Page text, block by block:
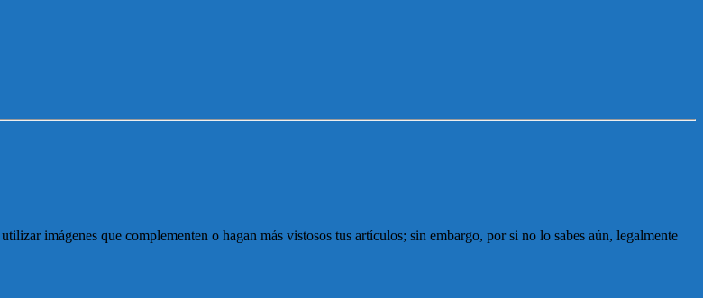
imágenes que complementen o hagan más vistosos tus artículos; sin embargo, por si no lo sabes aún, legalmente